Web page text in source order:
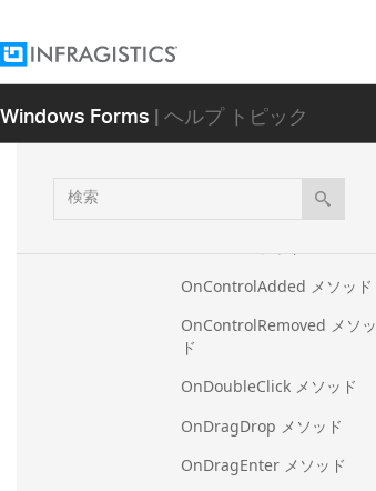
Windows Forms| ヘルプ トピック
検
索
DockControlBase
メソッド
IsInputKey メソッド
OnControlAdded メソッド
OnControlRemoved メソッ
ド
OnDoubleClick メソッド
OnDragDrop メソッド
OnDragEnter メソッド